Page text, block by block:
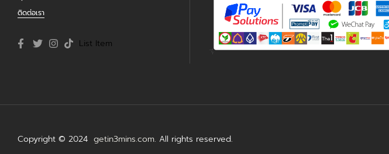
ติดต่อเรา
List Item
Copyright © 2024 getin3mins.com. All rights reserved.